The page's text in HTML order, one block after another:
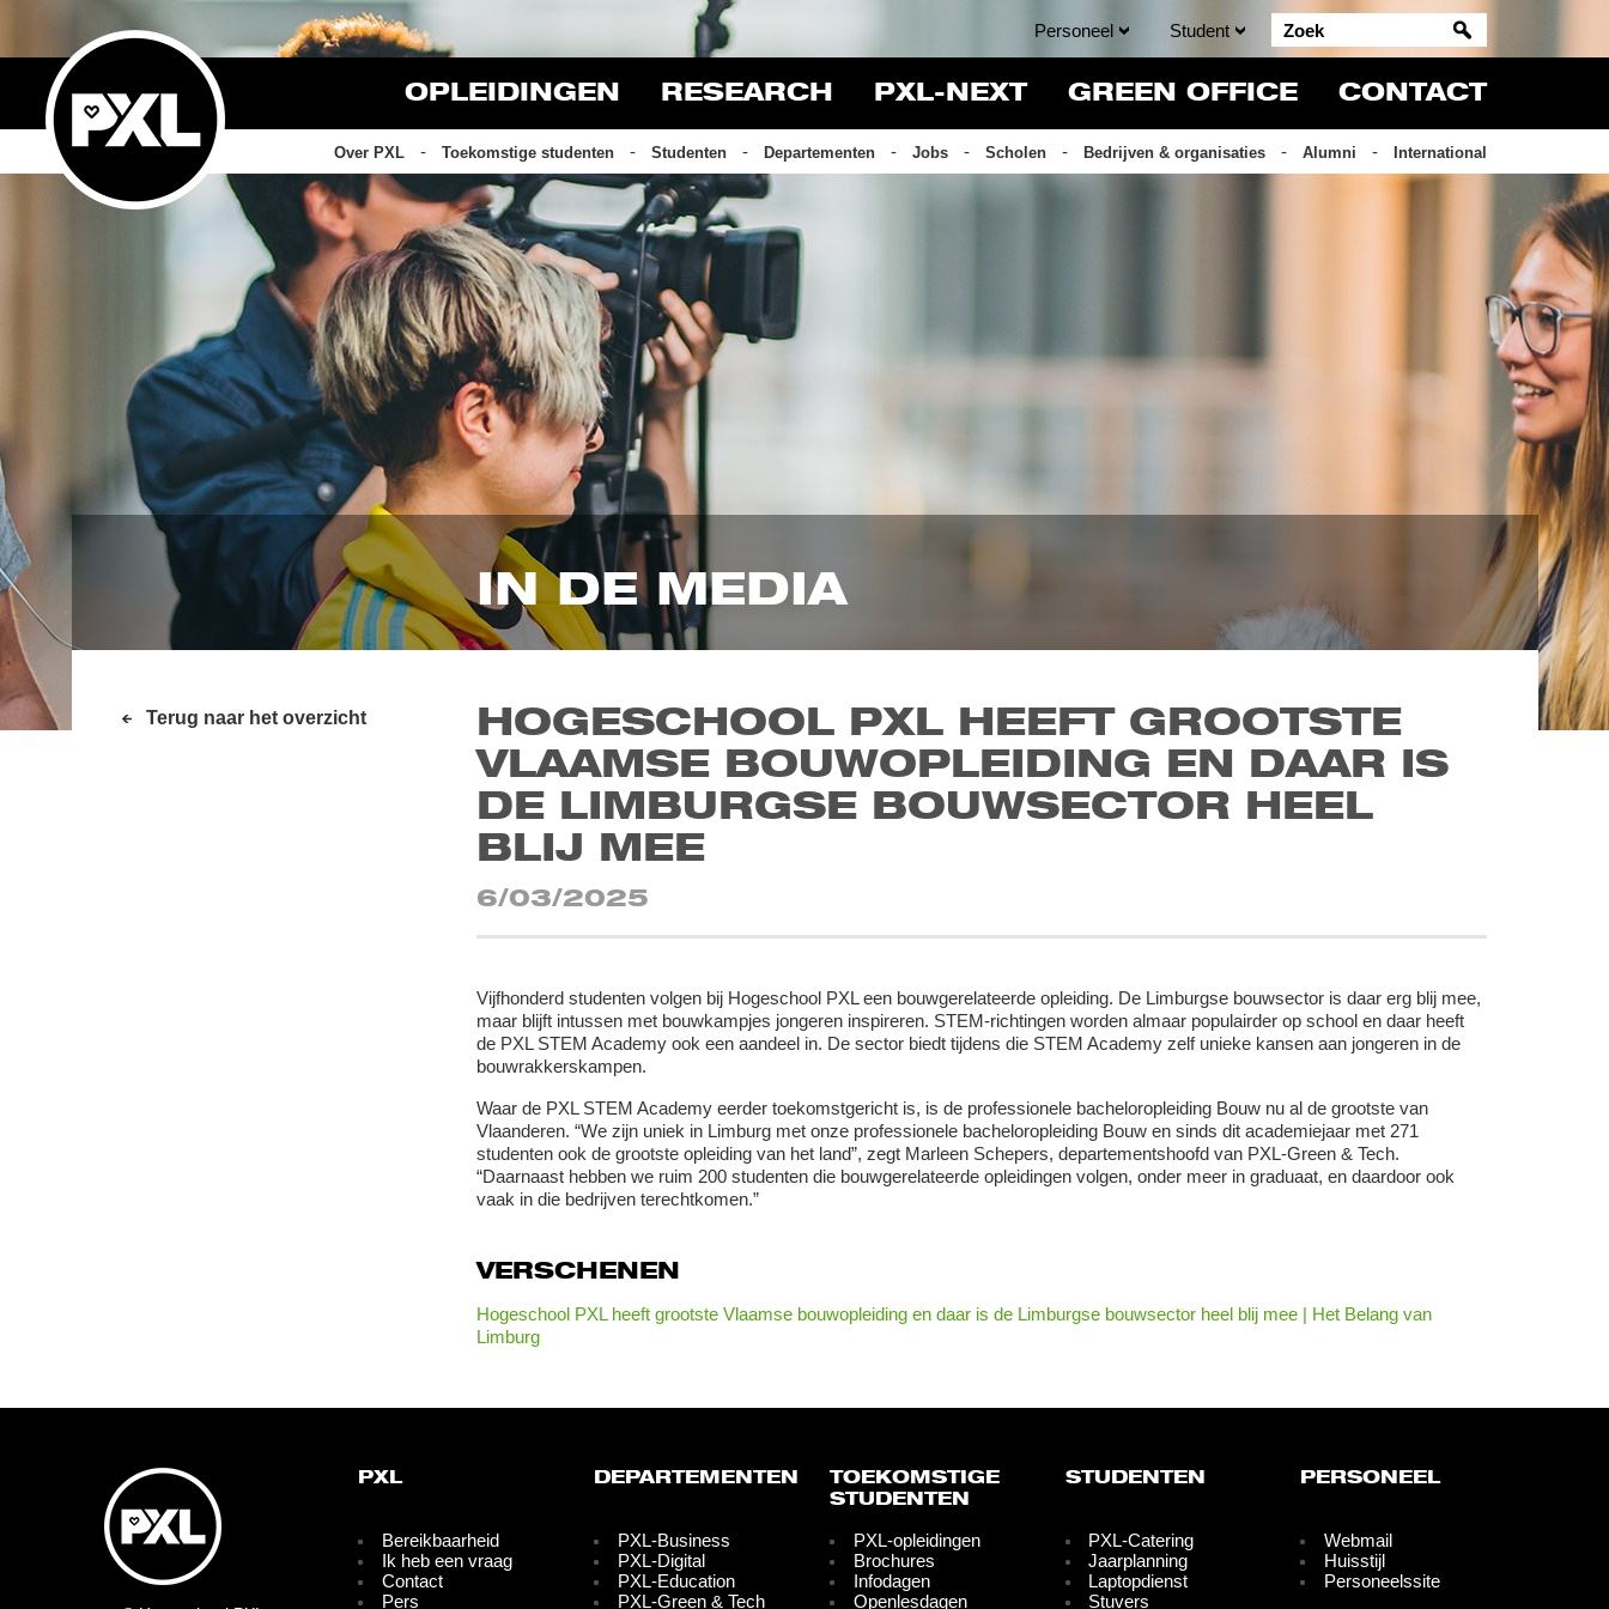
Personeel Student
OPLEIDINGEN RESEARCH PXL-NEXT GREEN OFFICE CONTACT
Over PXL Toekomstige studenten Studenten Departementen Jobs Scholen Bedrijven & organisaties Alumni International
IN DE MEDIA
Terug naar het overzicht
HOGESCHOOL PXL HEEFT GROOTSTE
VLAAMSE BOUWOPLEIDING EN DAAR IS
DE LIMBURGSE BOUWSECTOR HEEL
BLIJ MEE
6/03/2025
Vijfhonderd studenten volgen bij Hogeschool PXL een bouwgerelateerde opleiding. De Limburgse bouwsector is daar erg blij mee,
maar blijft intussen met bouwkampjes jongeren inspireren. STEM-richtingen worden almaar populairder op school en daar heeft
de PXL STEM Academy ook een aandeel in. De sector biedt tijdens die STEM Academy zelf unieke kansen aan jongeren in de
bouwrakkerskampen.
Waar de PXL STEM Academy eerder toekomstgericht is, is de professionele bacheloropleiding Bouw nu al de grootste van
Vlaanderen. “We zijn uniek in Limburg met onze professionele bacheloropleiding Bouw en sinds dit academiejaar met 271
studenten ook de grootste opleiding van het land”, zegt Marleen Schepers, departementshoofd van PXL-Green & Tech.
“Daarnaast hebben we ruim 200 studenten die bouwgerelateerde opleidingen volgen, onder meer in graduaat, en daardoor ook
vaak in die bedrijven terechtkomen.”
VERSCHENEN
Hogeschool PXL heeft grootste Vlaamse bouwopleiding en daar is de Limburgse bouwsector heel blij mee | Het Belang van
Limburg
PXL
Bereikbaarheid
Ik heb een vraag
Contact
Pers
DEPARTEMENTEN
PXL-Business
PXL-Digital
PXL-Education
PXL-Green & Tech
TOEKOMSTIGE
STUDENTEN
PXL-opleidingen
Brochures
Infodagen
Openlesdagen
STUDENTEN
PXL-Catering
Jaarplanning
Laptopdienst
Stuvers
PERSONEEL
Webmail
Huisstijl
Personeelssite